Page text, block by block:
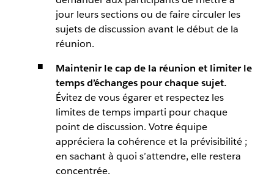
jour leurs sections ou de faire circuler les
sujets de discussion avant le début de la
réunion.
Maintenir le cap de la réunion et limiter le
temps d’échanges pour chaque sujet.
Évitez de vous égarer et respectez les
limites de temps imparti pour chaque
point de discussion. Votre équipe
appréciera la cohérence et la prévisibilité ;
en sachant à quoi s’attendre, elle restera
concentrée.